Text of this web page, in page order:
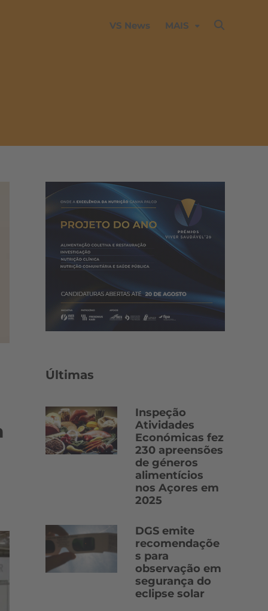
VS News MAIS
Últimas
Inspeção
Atividades
Económicas fez
230 apreensões
de géneros
alimentícios
nos Açores em
2025
DGS emite
recomendaçõe
s para
observação em
segurança do
eclipse solar